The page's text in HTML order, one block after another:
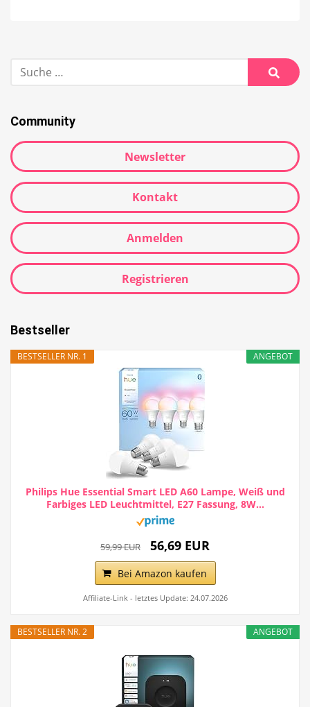
Community
Newsletter
Kontakt
Anmelden
Registrieren
Bestseller
ANGEBOT
BESTSELLER NR. 1
Philips Hue Essential Smart LED A60 Lampe, Weiß und
Farbiges LED Leuchtmittel, E27 Fassung, 8W...
59,99 EUR 56,69 EUR
Bei Amazon kaufen
Affiliate-Link - letztes Update: 24.07.2026
ANGEBOT
BESTSELLER NR. 2